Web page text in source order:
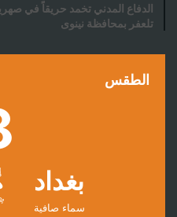
الدفاع المدني تخمد حريقاً في
تلعفر بمحافظة نينوى
الطقس
بغداد
سماء صافية